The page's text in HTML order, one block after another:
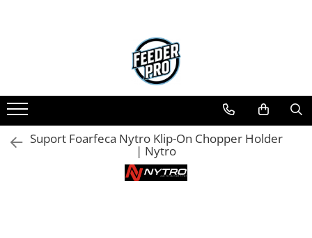
Suport Foarfeca Nytro Klip-On Chopper Holder
| Nytro